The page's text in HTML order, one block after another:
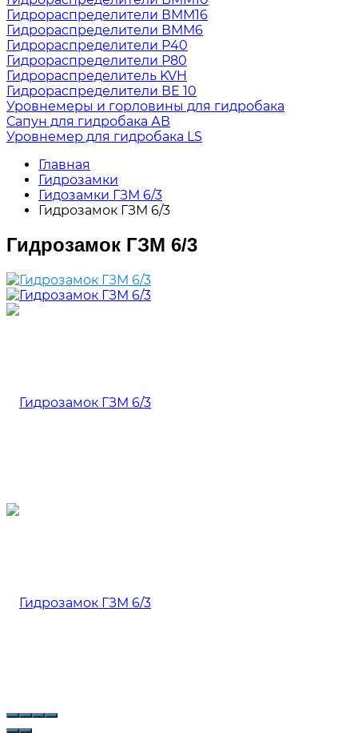
Гидрораспределители ВММ16
Гидрораспределители ВММ6
Гидрораспределители Р40
Гидрораспределители Р80
Гидрораспределитель KVH
Гидрораспределители ВЕ 10
Уровнемеры и горловины для гидробака
Сапун для гидробака АВ
Уровнемер для гидробака LS
Главная
Гидрозамки
Гидозамки ГЗМ 6/3
Гидрозамок ГЗМ 6/3
Гидрозамок ГЗМ 6/3